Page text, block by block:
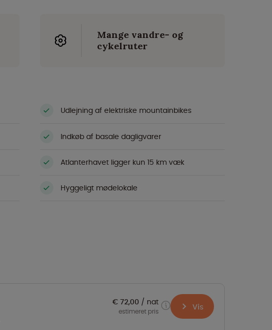
Mange vandre- og
cykelruter
Udlejning af elektriske mountainbikes
Indkøb af basale dagligvarer
Atlanterhavet ligger kun 15 km væk
Hyggeligt mødelokale
€ 72,00 nat
estimeret pris Vis